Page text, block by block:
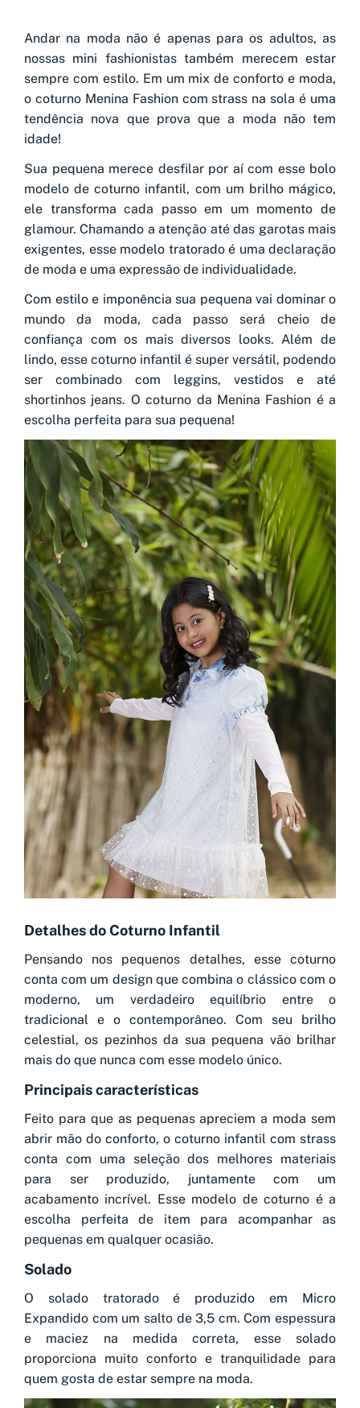
Andar na moda não é apenas para os adultos, as
nossas mini fashionistas também merecem estar
sempre com estilo. Em um mix de conforto e moda,
o coturno Menina Fashion com strass na sola é uma
tendência nova que prova que a moda não tem
idade!
Sua pequena merece desfilar por aí com esse bolo
modelo de coturno infantil, com um brilho mágico,
ele transforma cada passo em um momento de
glamour. Chamando a atenção até das garotas mais
exigentes, esse modelo tratorado é uma declaração
de moda e uma expressão de individualidade.
Com estilo e imponência sua pequena vai dominar o
mundo da moda, cada passo será cheio de
confiança com os mais diversos looks. Além de
lindo, esse coturno infantil é super versátil, podendo
ser combinado com leggins, vestidos e até
shortinhos jeans. O coturno da Menina Fashion é a
escolha perfeita para sua pequena!
Detalhes do Coturno Infantil
Pensando nos pequenos detalhes, esse coturno
conta com um design que combina o clássico com o
moderno, um verdadeiro equilíbrio entre o
tradicional e o contemporâneo. Com seu brilho
celestial, os pezinhos da sua pequena vão brilhar
mais do que nunca com esse modelo único.
Principais características
Feito para que as pequenas apreciem a moda sem
abrir mão do conforto, o coturno infantil com strass
conta com uma seleção dos melhores materiais
para ser produzido, juntamente com um
acabamento incrível. Esse modelo de coturno é a
escolha perfeita de item para acompanhar as
pequenas em qualquer ocasião.
Solado
O solado tratorado é produzido em Micro
Expandido com um salto de 3,5 cm. Com espessura
e maciez na medida correta, esse solado
proporciona muito conforto e tranquilidade para
quem gosta de estar sempre na moda.